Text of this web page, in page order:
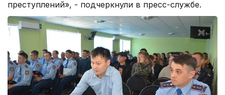
преступлений», - подчеркнули в пресс-службе.